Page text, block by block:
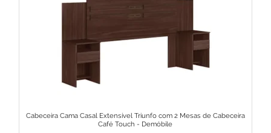
Cabeceira Cama Casal Extensível Triunfo com 2 Mesas de Cabeceira
Café Touch - Demóbile